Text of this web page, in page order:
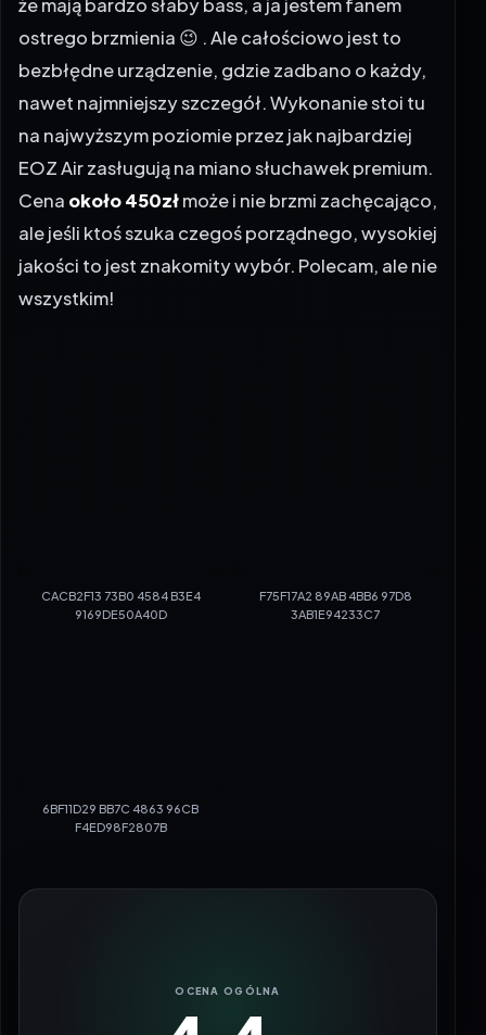
że mają bardzo słaby bass, a ja jestem fanem
ostrego brzmienia 😉 . Ale całościowo jest to
bezbłędne urządzenie, gdzie zadbano o każdy,
nawet najmniejszy szczegół. Wykonanie stoi tu
na najwyższym poziomie przez jak najbardziej
EOZ Air zasługują na miano słuchawek premium.
Cena około 450złmoże i nie brzmi zachęcająco,
ale jeśli ktoś szuka czegoś porządnego, wysokiej
jakości to jest znakomity wybór. Polecam, ale nie
wszystkim!
CACB2F13 73B0 4584 B3E4
9169DE50A40D
F75F17A2 89AB 4BB6 97D8
3AB1E94233C7
6BF11D29 BB7C 4863 96CB
F4ED98F2807B